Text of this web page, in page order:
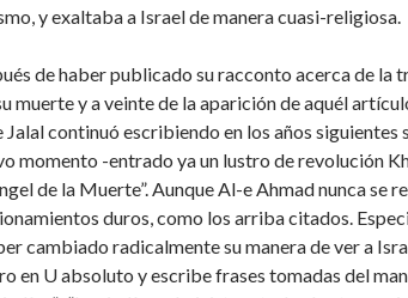
y exaltaba a Israel de manera cuasi-religiosa.
de haber publicado su racconto acerca de la
muerte y a veinte de la aparición de aquél
Jalal continuó escribiendo en los años
momento -entrado ya un lustro de revolución
de la Muerte”. Aunque Al-e Ahmad nunca se
duros, como los arriba citados.
cambiado radicalmente su manera de ver a
en U absoluto y escribe frases tomadas del